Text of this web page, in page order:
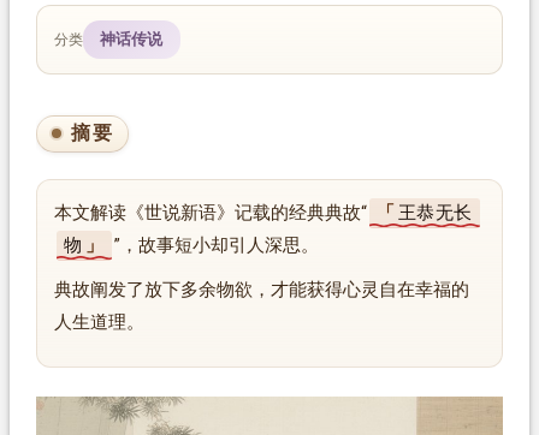
分类 神话传说
摘要
本文解读《世说新语》记载的经典典故“
王恭无长
物
”，故事短小却引人深思。
典故阐发了放下多余物欲，才能获得心灵自在幸福的
人生道理。